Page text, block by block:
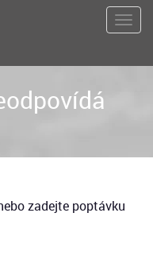
zadejte poptávku